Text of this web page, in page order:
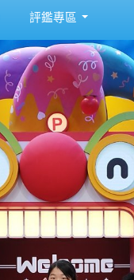
評鑑專區